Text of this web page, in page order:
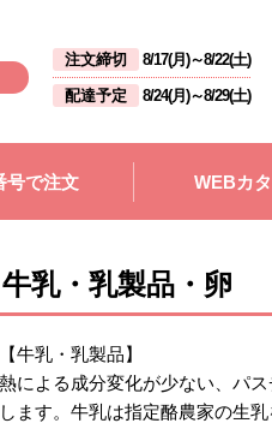
注文締切 8/17(月)～8/22(土)
配達予定
8/24(月)～8/29(土)
号で注文 WEBカ
牛乳・乳製品・卵
【牛乳・乳製品】
熱による成分変化が少ない、パ
します。牛乳は指定酪農家の生